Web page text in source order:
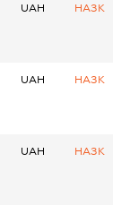
UAH НАЗК
UAH НАЗК
UAH НАЗК